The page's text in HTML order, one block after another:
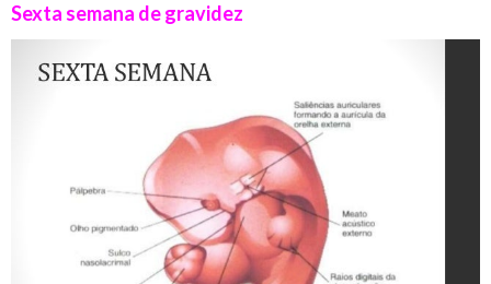
Sexta semana de gravidez